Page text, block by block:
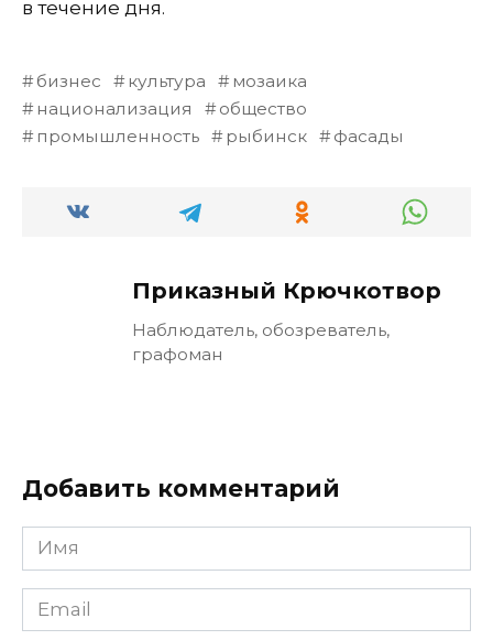
в течение дня.
бизнес культура
мозаика
национализация
общество
промышленность
рыбинск фасады
Приказный Крючкотвор
Наблюдатель, обозреватель,
графоман
Добавить комментарий
Имя
Email